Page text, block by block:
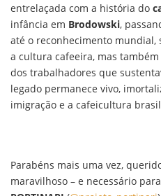
entrelaçada com a história do
infância em Brodowski,
até o reconhecimento mundial,
a cultura cafeeira, mas
dos trabalhadores que
legado permanece vivo,
imigração e a cafeicultura
Parabéns mais uma vez,
maravilhoso – e necessário